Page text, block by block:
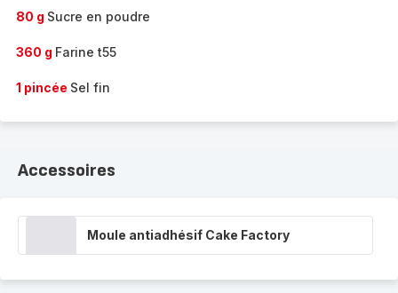
80 g Sucre en poudre
360 g Farine t55
1 pincée Sel fin
Accessoires
Moule antiadhésif Cake Factory